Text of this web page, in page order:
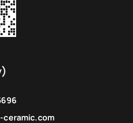
ceramic.com